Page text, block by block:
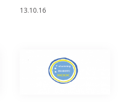
13.10.16